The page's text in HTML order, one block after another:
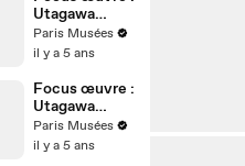
Utagawa
Hiroshige
(1797–1858),
Nakatsugawa |
Musée
Cernuschi
Paris Musées
il y a 5 ans
Focus œuvre :
Utagawa
Kuniyoshi
(1797–1861),
Paris Musées
il y a 5 ans